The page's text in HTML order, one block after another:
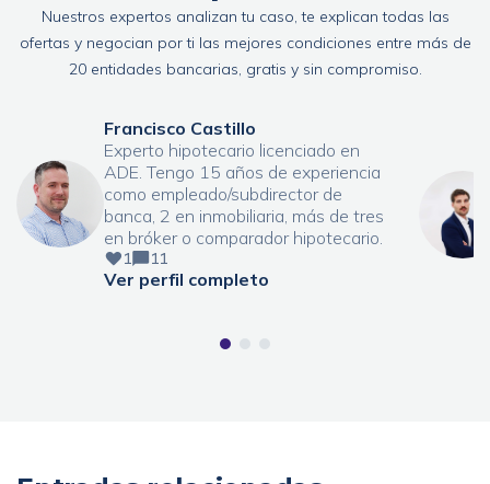
Nuestros expertos analizan tu caso, te explican todas las
ofertas y negocian por ti las mejores condiciones entre más de
20 entidades bancarias, gratis y sin compromiso.
Francisco Castillo
Experto hipotecario licenciado en
ADE. Tengo 15 años de experiencia
como empleado/subdirector de
banca, 2 en inmobiliaria, más de tres
en bróker o comparador hipotecario.
1 11
Ver perfil completo